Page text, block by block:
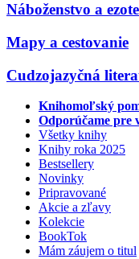
Náboženstvo a
Mapy a cestovanie
Cudzojazyčná
Knihomoľský
Odporúčame pre
Všetky knihy
Knihy roka 2025
Bestsellery
Novinky
Pripravované
Akcie a zľavy
Kolekcie
BookTok
Mám záujem o titul